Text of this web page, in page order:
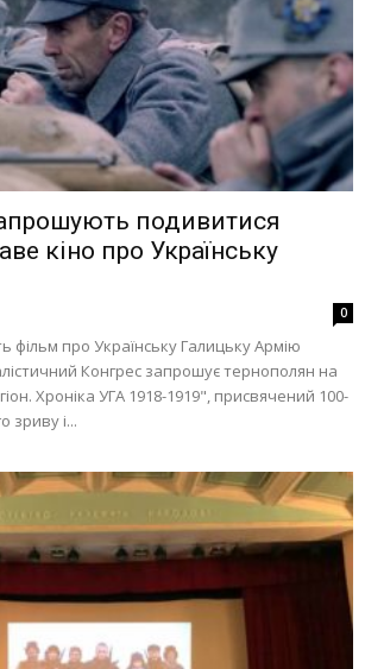
подивитися
кіно про Українську
0
фільм про Українську Галицьку Армію
Конгрес запрошує тернополян на
Хроніка УГА 1918-1919", присвячений 100-
зриву і...